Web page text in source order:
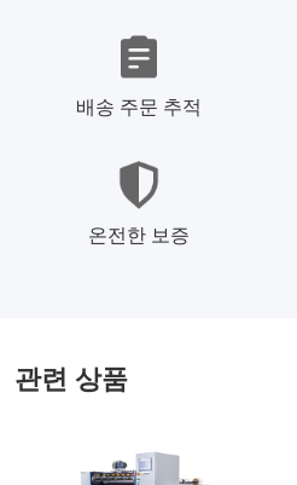
배송 주문 추적
온전한 보증
관련 상품